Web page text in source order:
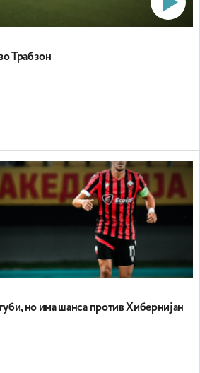
Трабзон
но има шанса против Хибернијан